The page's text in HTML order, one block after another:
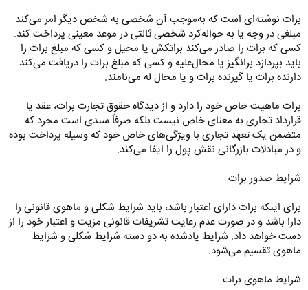
برات نوشته‌ای است که به‌موجب آن شخصی به شخص دیگر امر می‌کند
مبلغی در وجه یا به حواله‌کرد شخصی ثالثی در موعد معینی پرداخت کند.
کسی که برات را صادر می‌کند براتکش یا محیل و کسی که مبلغ برات را
باید بپردازد برانگیز یا محال‌علیه و کسی که مبلغ برات را دریافت می‌کند
دارنده برات یا گیرنده برات و یا محال له می‌نامند.
برات ماهیت خاص خود را دارد و از دیدگاه حقوق تجارت برات، عقد یا
قرارداد تجاری به معنای خاص نیست بلکه صرفاً سندی است مجرد که
متضمن یک تعهد تجاری با ویژگی‌های خاص خود که وسیله پرداخت بوده
و در مبادلات بازرگانی نقش پول را ایفا می‌کند.
شرایط صدور برات
برای اینکه برات دارای اعتبار باشد، باید شرایط شکلی و ماهوی قانونی را
دارا باشد و در صورت عدم رعایت تشریفات قانونی مزیت و اعتبار خود را از
دست خواهد داد. شرایط یادشده به دو دسته شرایط شکلی و شرایط
ماهوی تقسیم می‌شود.
شرایط ماهوی برات